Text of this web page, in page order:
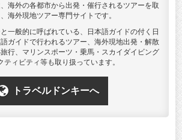
海外の各都市から出発・催行されるツアーを取
海外現地ツアー専門サイトです。
一般的に呼ばれている、日本語ガイドの付く日
ガイドで行われるツアー、海外現地出発・解散
行、マリンスポーツ・乗馬・スカイダイビング
ティビティ等も取り扱っています。
トラベルドンキーへ